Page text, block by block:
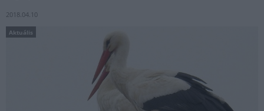
2018.04.10
Aktuális